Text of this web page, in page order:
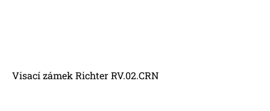
Visací zámek Richter RV.02.CRN